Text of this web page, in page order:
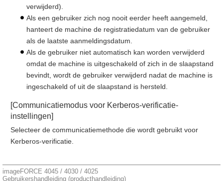
verwijderd).
Als een gebruiker zich nog nooit eerder heeft aangemeld,
hanteert de machine de registratiedatum van de gebruiker
als de laatste aanmeldingsdatum.
Als de gebruiker niet automatisch kan worden verwijderd
omdat de machine is uitgeschakeld of zich in de slaapstand
bevindt, wordt de gebruiker verwijderd nadat de machine is
ingeschakeld of uit de slaapstand is hersteld.
[Communicatiemodus voor Kerberos-verificatie-
instellingen]
Selecteer de communicatiemethode die wordt gebruikt voor
Kerberos-verificatie.
imageFORCE 4045 / 4030 / 4025
Gebruikershandleiding (producthandleiding)